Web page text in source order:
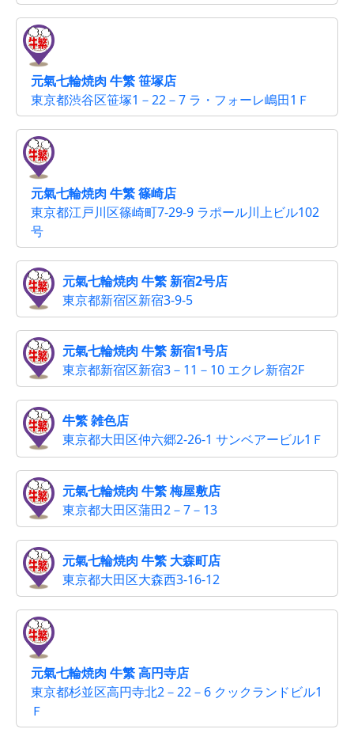
元氣七輪焼肉 牛繁 笹塚店
東京都渋谷区笹塚1－22－7 ラ・フォーレ嶋田1Ｆ
元氣七輪焼肉 牛繁 篠崎店
東京都江戸川区篠崎町7-29-9 ラポール川上ビル102
号
元氣七輪焼肉 牛繁 新宿2号店
東京都新宿区新宿3-9-5
元氣七輪焼肉 牛繁 新宿1号店
東京都新宿区新宿3－11－10 エクレ新宿2F
牛繁 雑色店
東京都大田区仲六郷2-26-1 サンベアービル1Ｆ
元氣七輪焼肉 牛繁 梅屋敷店
東京都大田区蒲田2－7－13
元氣七輪焼肉 牛繁 大森町店
東京都大田区大森西3-16-12
元氣七輪焼肉 牛繁 高円寺店
東京都杉並区高円寺北2－22－6 クックランドビル1
Ｆ